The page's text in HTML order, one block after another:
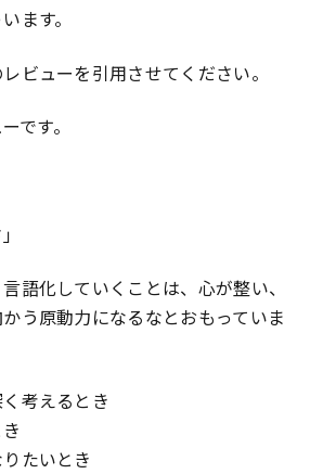
ます。
ビューを引用させてください。
です。
語化していくことは、心が整い、
う原動力になるなとおもっていま
考えるとき
たいとき